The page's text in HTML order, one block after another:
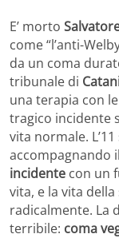
E’ morto
come “l’anti-
da un coma
tribunale di
una terapia con le
tragico incidente
vita normale.
accompagnando
incidente con un
vita, e la vita
radicalmente. La
terribile: coma